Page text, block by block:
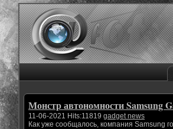
Монстр автономности Samsung
11-06-2021 Hits:11819 gadget news
Как уже сообщалось, компания Samsung